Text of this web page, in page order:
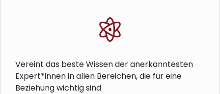
Vereint das beste Wissen der anerkanntesten
Expert*innen in allen Bereichen, die für eine
Beziehung wichtig sind